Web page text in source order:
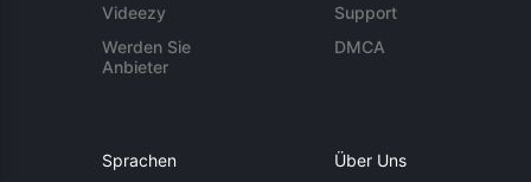
Videezy
Werden Sie
Anbieter
Support
DMCA
Sprachen Über Uns